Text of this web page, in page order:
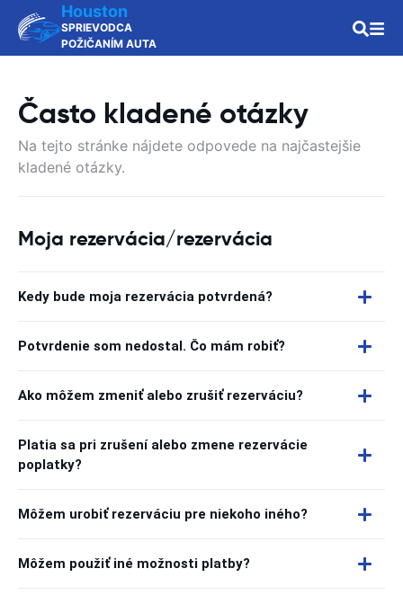
Houston
SPRIEVODCA
POŽIČANÍM AUTA
Často kladené otázky
Na tejto stránke nájdete odpovede na najčastejšie
kladené otázky.
Moja rezervácia/rezervácia
Kedy bude moja rezervácia potvrdená?
Potvrdenie som nedostal. Čo mám robiť?
Ako môžem zmeniť alebo zrušiť rezerváciu?
Platia sa pri zrušení alebo zmene rezervácie
poplatky?
Môžem urobiť rezerváciu pre niekoho iného?
Môžem použiť iné možnosti platby?